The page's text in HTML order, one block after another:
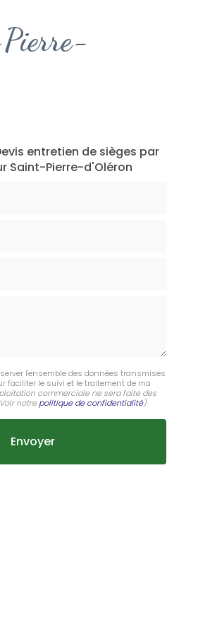
entretien de sièges par
Saint-Pierre-d'Oléron
l'ensemble des données transmises
faciliter le suivi et le traitement de ma
commerciale ne sera faite des
notrepolitique de confidentialité)